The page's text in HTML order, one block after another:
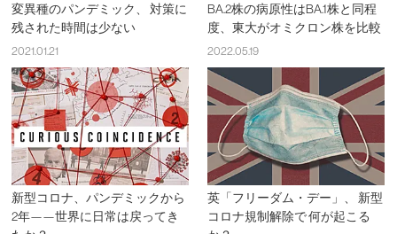
変異種のパンデミック、 対策に
残された時間は少ない
2021.01.21
BA.2株の病原性はBA.1株と同程
度、東大がオミクロン株を比較
2022.05.19
新型コロナ、パンデミックから
2年——世界に日常は戻ってき
英「フリーダム・デー」、 新型
コロナ規制解除で 何が起こる